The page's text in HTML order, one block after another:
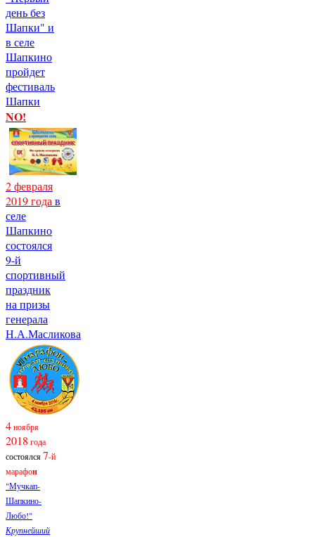
день без
Шапки" и
в селе
Шапкино
пройдет
фестиваль
Шапки
NO!
2 февраля
2019 года в
селе
Шапкино
состоялся
9-й
спортивный
праздник
на призы
генерала
Н.А.Масликова
4ноября
2018 года
состоялся7-й
марафон
"Мучкап-
Шапкино-
Любо!"
Крупнейший